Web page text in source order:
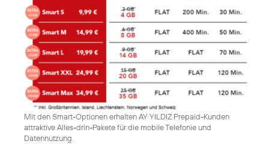
Mit den Smart-Optionen erhalten AY YILDIZ Prepaid-Kunden
attraktive Alles-drin-Pakete für die mobile Telefonie und
Datennutzung.